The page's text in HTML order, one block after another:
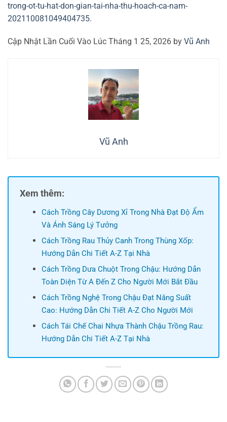
trong-ot-tu-hat-don-gian-tai-nha-thu-hoach-ca-nam-
202110081049404735.
Cập Nhật Lần Cuối Vào Lúc Tháng 1 25, 2026 by Vũ Anh
Vũ Anh
Xem thêm:
Cách Trồng Cây Dương Xỉ Trong Nhà Đạt Độ Ẩm
Và Ánh Sáng Lý Tưởng
Cách Trồng Rau Thủy Canh Trong Thùng Xốp:
Hướng Dẫn Chi Tiết A-Z Tại Nhà
Cách Trồng Dưa Chuột Trong Chậu: Hướng Dẫn
Toàn Diện Từ A Đến Z Cho Người Mới Bắt Đầu
Cách Trồng Nghệ Trong Chậu Đạt Năng Suất
Cao: Hướng Dẫn Chi Tiết A-Z Cho Người Mới
Cách Tái Chế Chai Nhựa Thành Chậu Trồng Rau:
Hướng Dẫn Chi Tiết A-Z Tại Nhà